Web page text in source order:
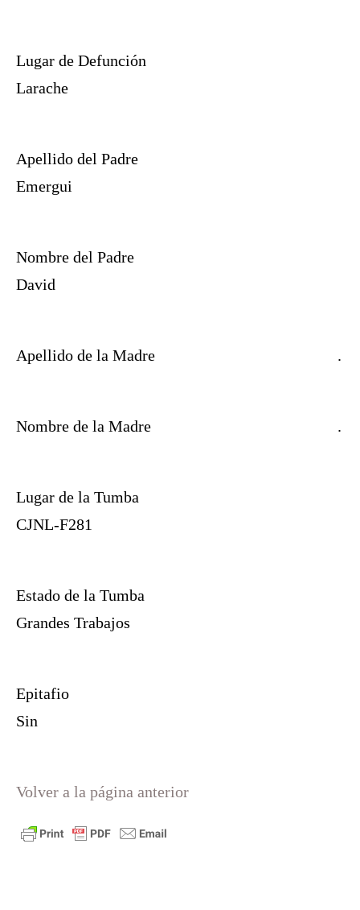
Lugar de Defunción
Larache
Apellido del Padre
Emergui
Nombre del Padre
David
Apellido de la Madre .
Nombre de la Madre .
Lugar de la Tumba
CJNL-F281
Estado de la Tumba
Grandes Trabajos
Epitafio
Sin
Volver a la página anterior